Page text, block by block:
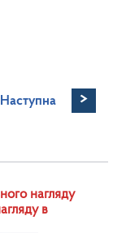
Наступна >
нагляду
в